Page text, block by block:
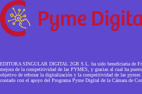
EDITORA SINGULAR DIGITAL 2GR S.L. ha sido beneficiaria de
mejora de la competitividad de las PYMES, y gracias al cual ha
objetivo de reforzar la digitalización y la competitividad de las pymes
contado con el apoyo del Programa Pyme Digital de la Cámara de